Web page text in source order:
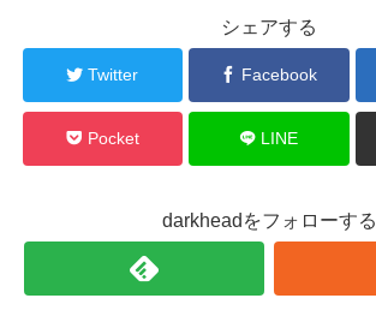
シェアする
Twitter Facebook
Pocket LINE
darkheadをフォローする